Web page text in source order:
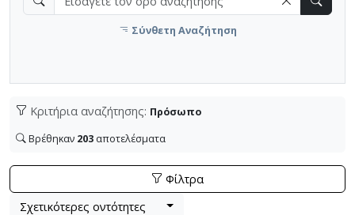
Σύνθετη Αναζήτηση
Κριτήρια αναζήτησης: Πρόσωπο
Βρέθηκαν 203 αποτελέσματα
Φίλτρα
Βρέθηκαν203αποτελέσματα , σύνολο σελίδων 7.
Λίστα μετα τα αποτελέσματα αναζήτησης:
Σχετικότερες οντότητες